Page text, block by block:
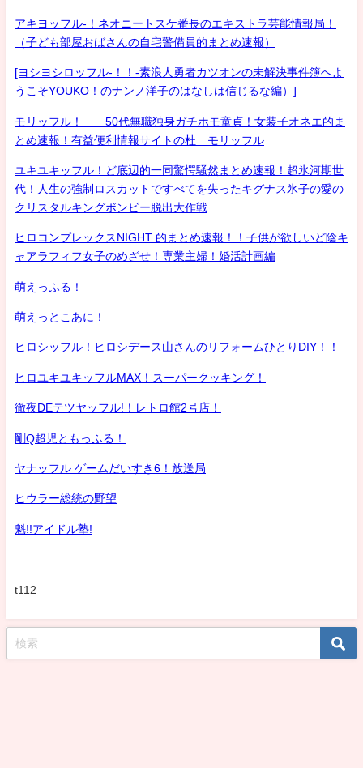
アキヨッフル-！ネオニートスケ番長のエキストラ芸能情報局！
（子ども部屋おばさんの自宅警備員的まとめ速報）
[ヨシヨシロッフル-！！-素浪人勇者カツオンの未解決事件簿へよ
うこそYOUKO！のナンノ洋子のはなしは信じるな編）]
モリッフル！ 50代無職独身ガチホモ童貞！女装子オネエ的ま
とめ速報！有益便利情報サイトの杜 モリッフル
ユキユキッフル！ど底辺的一同驚愕騒然まとめ速報！超氷河期世
代！人生の強制ロスカットですべてを失ったキグナス氷子の愛の
クリスタルキングボンビー脱出大作戦
ヒロコンプレックスNIGHT 的まとめ速報！！子供が欲しいど陰キ
ャアラフィフ女子のめざせ！専業主婦！婚活計画編
萌えっふる！
萌えっとこあに！
ヒロシッフル！ヒロシデース山さんのリフォームひとりDIY！！
ヒロユキユキッフルMAX！スーパークッキング！
徹夜DEテツヤッフル!！レトロ館2号店！
剛Q超児ともっふる！
ヤナッフル ゲームだいすき6！放送局
ヒウラー総統の野望
魁!!アイドル塾!
t112